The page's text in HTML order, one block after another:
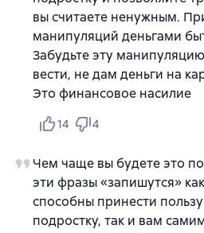
вы считаете ненужным.
манипуляций деньгами
Забудьте эту
вести, не дам деньги на
Это финансовое насилие
14 4
Чем чаще вы будете это
эти фразы «запишутся»
способны принести
подростку, так и вам